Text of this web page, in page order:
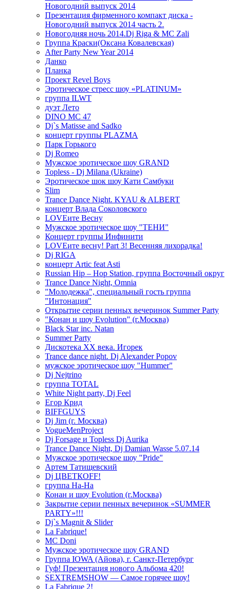
Новогодний выпуск 2014
Презентация фирменного компакт диска -
Новогодний выпуск 2014 часть 2.
Новогодняя ночь 2014.Dj Riga & MC Zali
Группа Краски(Оксана Ковалевская)
After Party New Year 2014
Данко
Планка
Проект Revel Boys
Эротическое стресс шоу «PLATINUM»
группа ILWT
дуэт Лето
DINO MC 47
Dj`s Matisse and Sadko
концерт группы PLAZMA
Парк Горького
Dj Romeo
Мужское эротическое шоу GRAND
Topless - Dj Milana (Ukraine)
Эротическое шок шоу Кати Самбуки
Slim
Trance Dance Night. KYAU & ALBERT
концерт Влада Соколовского
LOVEите Весну
Мужское эротическое шоу "ТЕНИ"
Концерт группы Инфинити
LOVEите весну! Part 3! Весенняя лихорадка!
Dj RIGA
концерт Artic feat Asti
Russian Hip – Hop Station, группа Восточный округ
Trance Dance Night, Omnia
"Молодежка", специальный гость группа
"Интонация"
Открытие серии пенных вечеринок Summer Party
"Конан и шоу Evolution" (г.Москва)
Black Star inc. Natan
Summer Party
Дискотека ХХ века. Игорек
Trance dance night. Dj Alexander Popov
мужское эротическое шоу "Hummer"
Dj Nejtrino
группа TOTAL
White Night party, Dj Feel
Егор Крид
BIFFGUYS
Dj Jim (г. Москва)
VogueMenProject
Dj Forsage и Topless Dj Aurika
Trance Dance Night, Dj Damian Wasse 5.07.14
Мужское эротическое шоу "Pride"
Артем Татищевский
Dj ЦВЕТКOFF!
группа На-На
Конан и шоу Evolution (г.Москва)
Закрытие серии пенных вечеринок «SUMMER
PARTY»!!!
Dj`s Magnit & Slider
La Fabrique!
MC Doni
Мужское эротическое шоу GRAND
Группа IOWA (Айова), г. Санкт-Петербург
Гуф! Презентация нового Альбома 420!
SEXTREMSHOW — Самое горячее шоу!
La Fabrique 2!